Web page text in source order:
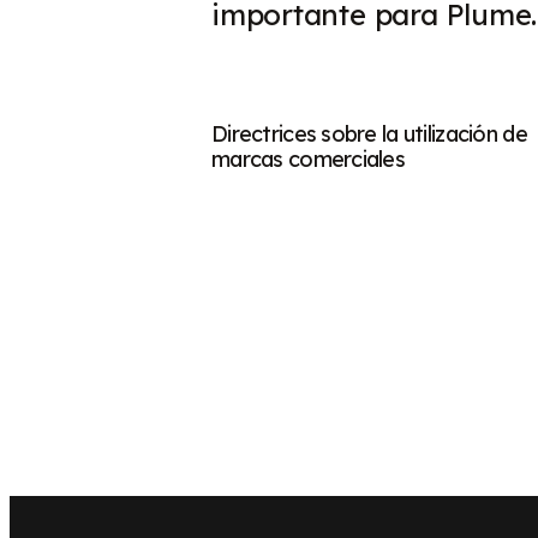
importante para Plume.
Directrices sobre la utilización de
marcas comerciales